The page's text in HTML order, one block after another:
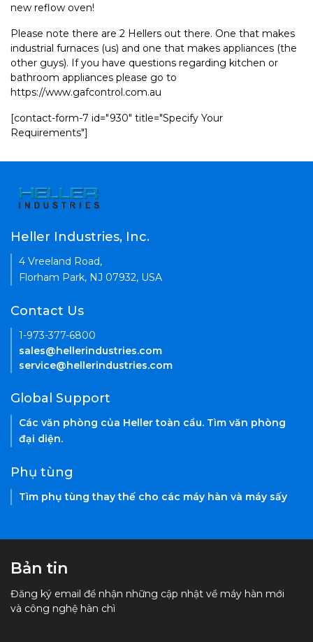
new reflow oven!
Please note there are 2 Hellers out there. One that makes
industrial furnaces (us) and one that makes appliances (the
other guys). If you have questions regarding kitchen or
bathroom appliances please go to
https://www.gafcontrol.com.au
[contact-form-7 id="930" title="Specify Your
Requirements"]
Heller Industries, Inc.
4 Vreeland Road,
Florham Park, NJ 07932, USA
Contact Us
1-973-377-6800
sales@hellerindustries.com
service@hellerindustries.com
Global Support
Các văn phòng của Heller toàn cầu. Tìm văn phòng
đại diện.
Phụ tùng
Tìm phụ tùng thay thế cho các máy hàn và máy sấy
Bản tin
Đăng ký email để nhận những cập nhật về máy hàn mới
và công nghệ hàn chì